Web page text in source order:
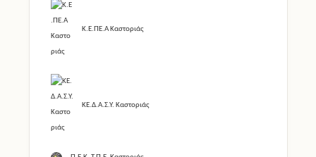
Κ.Ε.ΠΕ.Α Καστοριάς
ΚΕ.Δ.Α.Σ.Υ. Καστοριάς